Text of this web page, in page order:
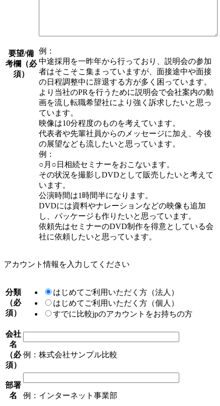
要望/備
考欄 （必
須）
例：
中途採用を一昨年から行っており、説明会の参加
者はそこそこ集まっていますが、面接途中や面接
の日程調整中に辞退する方が多く困っています。
より当社のPRを行うために説明会で会社案内の動
画を流し転職希望社により強く訴求したいと思っ
ています。
映像は10分程度のものを考えています。
代表者や先輩社員からのメッセージに加え、今後
の展望なども流したいと思っています。
例：
○月○日相続セミナーをおこないます。
その状況を撮影しDVDとして販売したいと考えて
います。
公演時間は1時間半になります。
DVDには資料やナレーションなどの映像も追加
し、パッケージも作りたいと思っています。
依頼先はセミナーのDVD制作を得意としている会
社に依頼したいと思っています。
アカウント情報を入力してください
分類
（必
須）
はじめてご利用いただく方（法人）
はじめてご利用いただく方（個人）
すでに比較jpのアカウントをお持ちの方
会社
名
（必
須）
例：株式会社サンプル比較
部署
名
例：インターネット事業部